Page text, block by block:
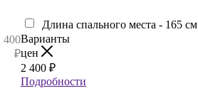
Длина спального места - 165 см
400
₽
Варианты
цен
2 400 ₽
Подробности